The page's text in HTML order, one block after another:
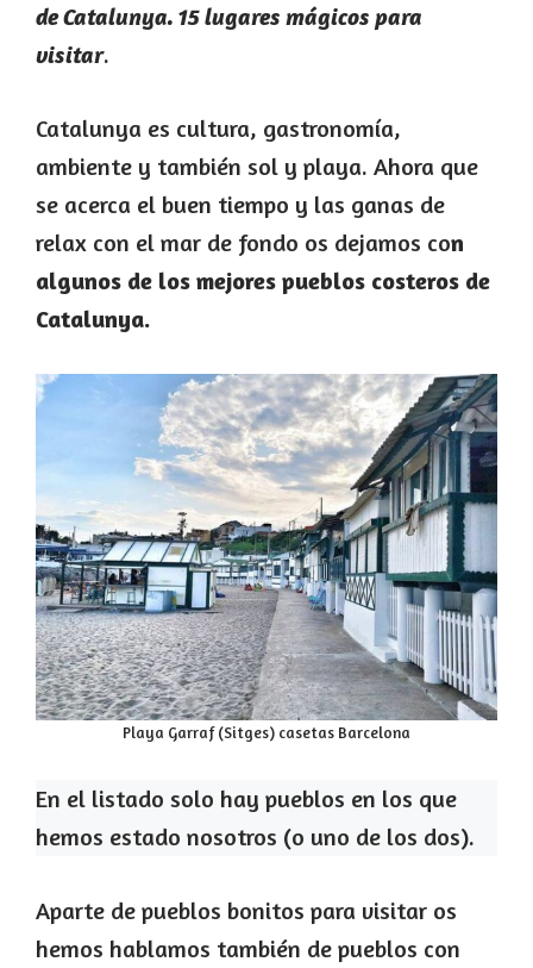
de Catalunya. 15 lugares mágicos para
visitar.
Catalunya es cultura, gastronomía,
ambiente y también sol y playa. Ahora que
se acerca el buen tiempo y las ganas de
relax con el mar de fondo os dejamos con
algunos de los mejores pueblos costeros de
Catalunya.
Playa Garraf (Sitges) casetas Barcelona
En el listado solo hay pueblos en los que
hemos estado nosotros (o uno de los dos).
Aparte de pueblos bonitos para visitar os
hemos hablamos también de pueblos con